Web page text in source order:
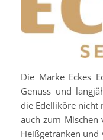
Die Marke Eckes
Genuss und
die Edelliköre nicht
auch zum Mischen
Heißgetränken